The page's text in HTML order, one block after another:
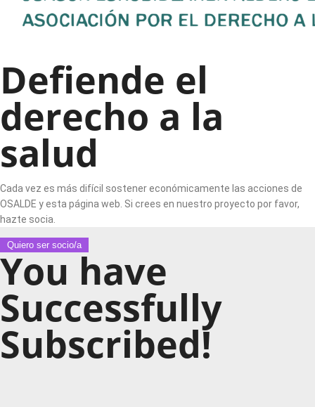
Defiende el
derecho a la
salud
Cada vez es más difícil sostener económicamente las acciones de
OSALDE y esta página web. Si crees en nuestro proyecto por favor,
hazte socia.
Quiero ser socio/a
You have
Successfully
Subscribed!